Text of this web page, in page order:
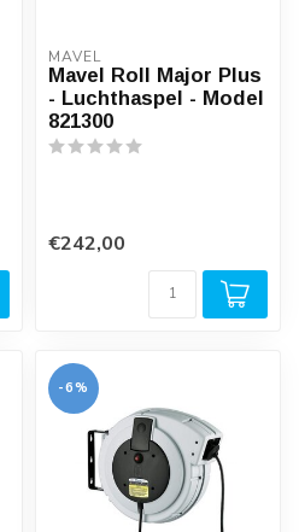
MAVEL
Mavel Roll Major Plus
- Luchthaspel - Model
821300
€242,00
-6%